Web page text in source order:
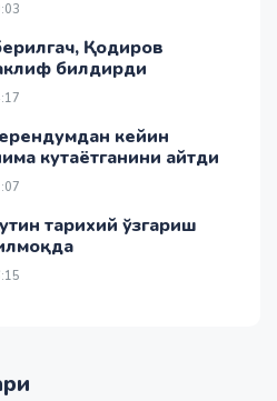
Қодиров
билдирди
кейин
кутаётганини айтди
тарихий ўзгариш